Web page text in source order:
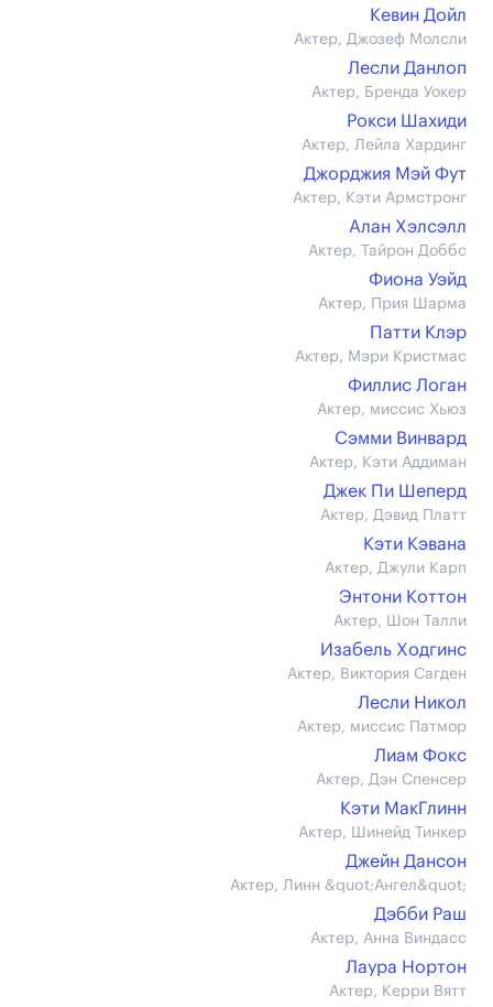
Кевин Дойл
Актер, Джозеф Молсли
Лесли Данлоп
Актер, Бренда Уокер
Рокси Шахиди
Актер, Лейла Хардинг
Джорджия Мэй Фут
Актер, Кэти Армстронг
Алан Хэлсэлл
Актер, Тайрон Доббс
Фиона Уэйд
Актер, Прия Шарма
Патти Клэр
Актер, Мэри Кристмас
Филлис Логан
Актер, миссис Хьюз
Сэмми Винвард
Актер, Кэти Аддиман
Джек Пи Шеперд
Актер, Дэвид Платт
Кэти Кэвана
Актер, Джули Карп
Энтони Коттон
Актер, Шон Талли
Изабель Ходгинс
Актер, Виктория Сагден
Лесли Никол
Актер, миссис Патмор
Лиам Фокс
Актер, Дэн Спенсер
Кэти МакГлинн
Актер, Шинейд Тинкер
Джейн Дансон
Актер, Линн &quot;Ангел&quot;
Дэбби Раш
Актер, Анна Виндасс
Лаура Нортон
Актер, Керри Вятт